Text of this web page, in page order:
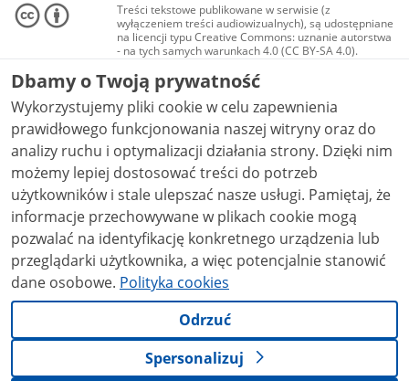
Treści tekstowe publikowane w serwisie (z
wyłączeniem treści audiowizualnych), są udostępniane
na licencji typu Creative Commons: uznanie autorstwa
- na tych samych warunkach 4.0 (CC BY-SA 4.0).
Materiały audiowizualne, w tym zdjęcia, materiały
audio i wideo, są udostępniane na licencji typu
Creative Commons: uznanie autorstwa użycie
niekomercyjne - bez utworów zależnych 4.0 (CC BY-
NC-ND 4.0), o ile nie jest to stwierdzone inaczej.
Dbamy o Twoją prywatność
Wykorzystujemy pliki cookie w celu zapewnienia
prawidłowego funkcjonowania naszej witryny oraz do
analizy ruchu i optymalizacji działania strony. Dzięki nim
możemy lepiej dostosować treści do potrzeb
użytkowników i stale ulepszać nasze usługi. Pamiętaj, że
informacje przechowywane w plikach cookie mogą
pozwalać na identyfikację konkretnego urządzenia lub
przeglądarki użytkownika, a więc potencjalnie stanowić
dane osobowe. Polityka cookies
Odrzuć
Spersonalizuj